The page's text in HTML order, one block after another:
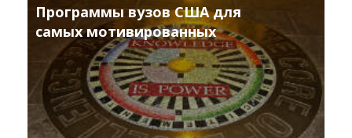
Программы вузов США для
самых мотивированных